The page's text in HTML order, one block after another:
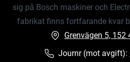
sig på Bosch maskiner och
fabrikat finns fortfarande kvar
Grenvägen 5, 152
Journr (mot avgift):